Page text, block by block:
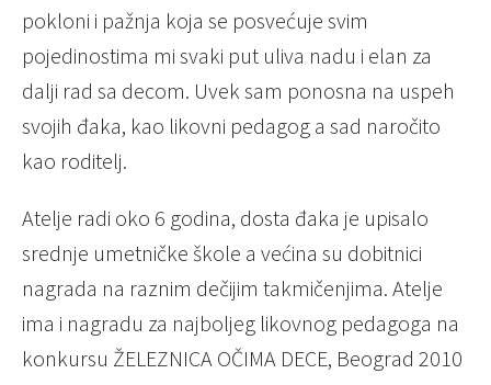
pokloni i pažnja koja se posvećuje svim
pojedinostima mi svaki put uliva nadu i elan za
dalji rad sa decom. Uvek sam ponosna na uspeh
svojih đaka, kao likovni pedagog a sad naročito
kao roditelj.
Atelje radi oko 6 godina, dosta đaka je upisalo
srednje umetničke škole a većina su dobitnici
nagrada na raznim dečijim takmičenjima. Atelje
ima i nagradu za najboljeg likovnog pedagoga na
konkursu ŽELEZNICA OČIMA DECE, Beograd 2010